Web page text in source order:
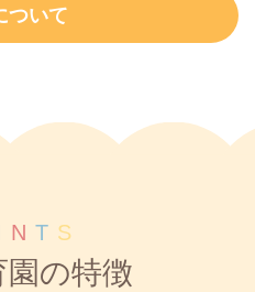
ついて
N T S
園の特徴